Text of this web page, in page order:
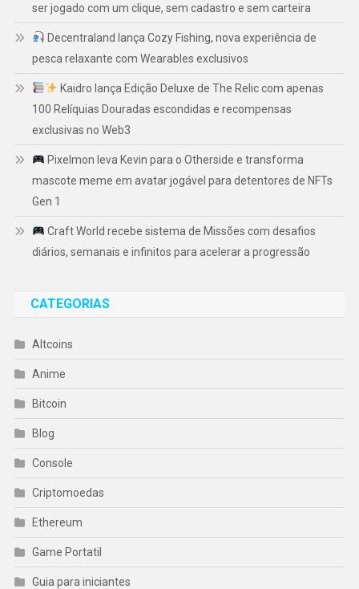
ser jogado com um clique, sem cadastro e sem carteira
Decentraland lança Cozy Fishing, nova experiência de
pesca relaxante com Wearables exclusivos
Kaidro lança Edição Deluxe de The Relic com apenas
100 Relíquias Douradas escondidas e recompensas
exclusivas no Web3
Pixelmon leva Kevin para o Otherside e transforma
mascote meme em avatar jogável para detentores de NFTs
Gen 1
Craft World recebe sistema de Missões com desafios
diários, semanais e infinitos para acelerar a progressão
CATEGORIAS
Altcoins
Anime
Bitcoin
Blog
Console
Criptomoedas
Ethereum
Game Portatil
Guia para iniciantes